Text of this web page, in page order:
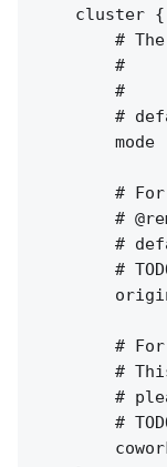
    cluster {
#
#
#
#
mode
#
#
#
#
#
#
#
#